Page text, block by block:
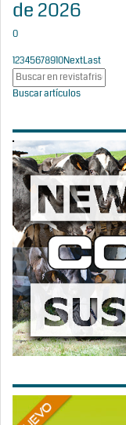
de 2026
0
12345678910NextLast
Buscar artículos